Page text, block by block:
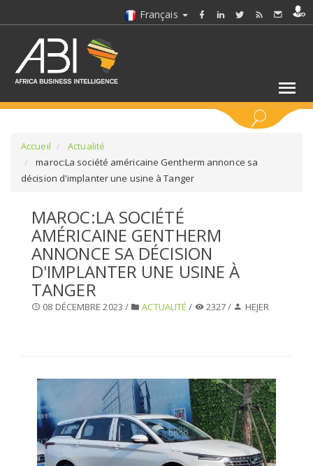
Français
SÉLECTIONNEZ UN DOSSIER
SELECTIONNEZ UNE SECTION
SÉLECTIONNEZ UNE CATÉGORIE
Accueil
Actualité
maroc:La société américaine Gentherm annonce sa
décision d'implanter une usine à Tanger
MAROC:LA SOCIÉTÉ
AMÉRICAINE GENTHERM
ANNONCE SA DÉCISION
D'IMPLANTER UNE USINE À
TANGER
08 DÉCEMBRE 2023 / ACTUALITÉ / 2327 / HEJER